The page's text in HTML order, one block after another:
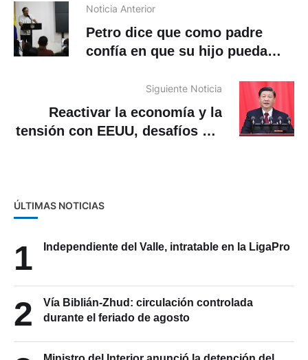
Noticia Anterior
Petro dice que como padre
confía en que su hijo pueda
Siguiente Noticia
Reactivar la economía y la
tensión con EEUU, desafíos del
ÚLTIMAS NOTICIAS
1 Independiente del Valle, intratable en la LigaPro
2
Vía Biblián-Zhud: circulación controlada
durante el feriado de agosto